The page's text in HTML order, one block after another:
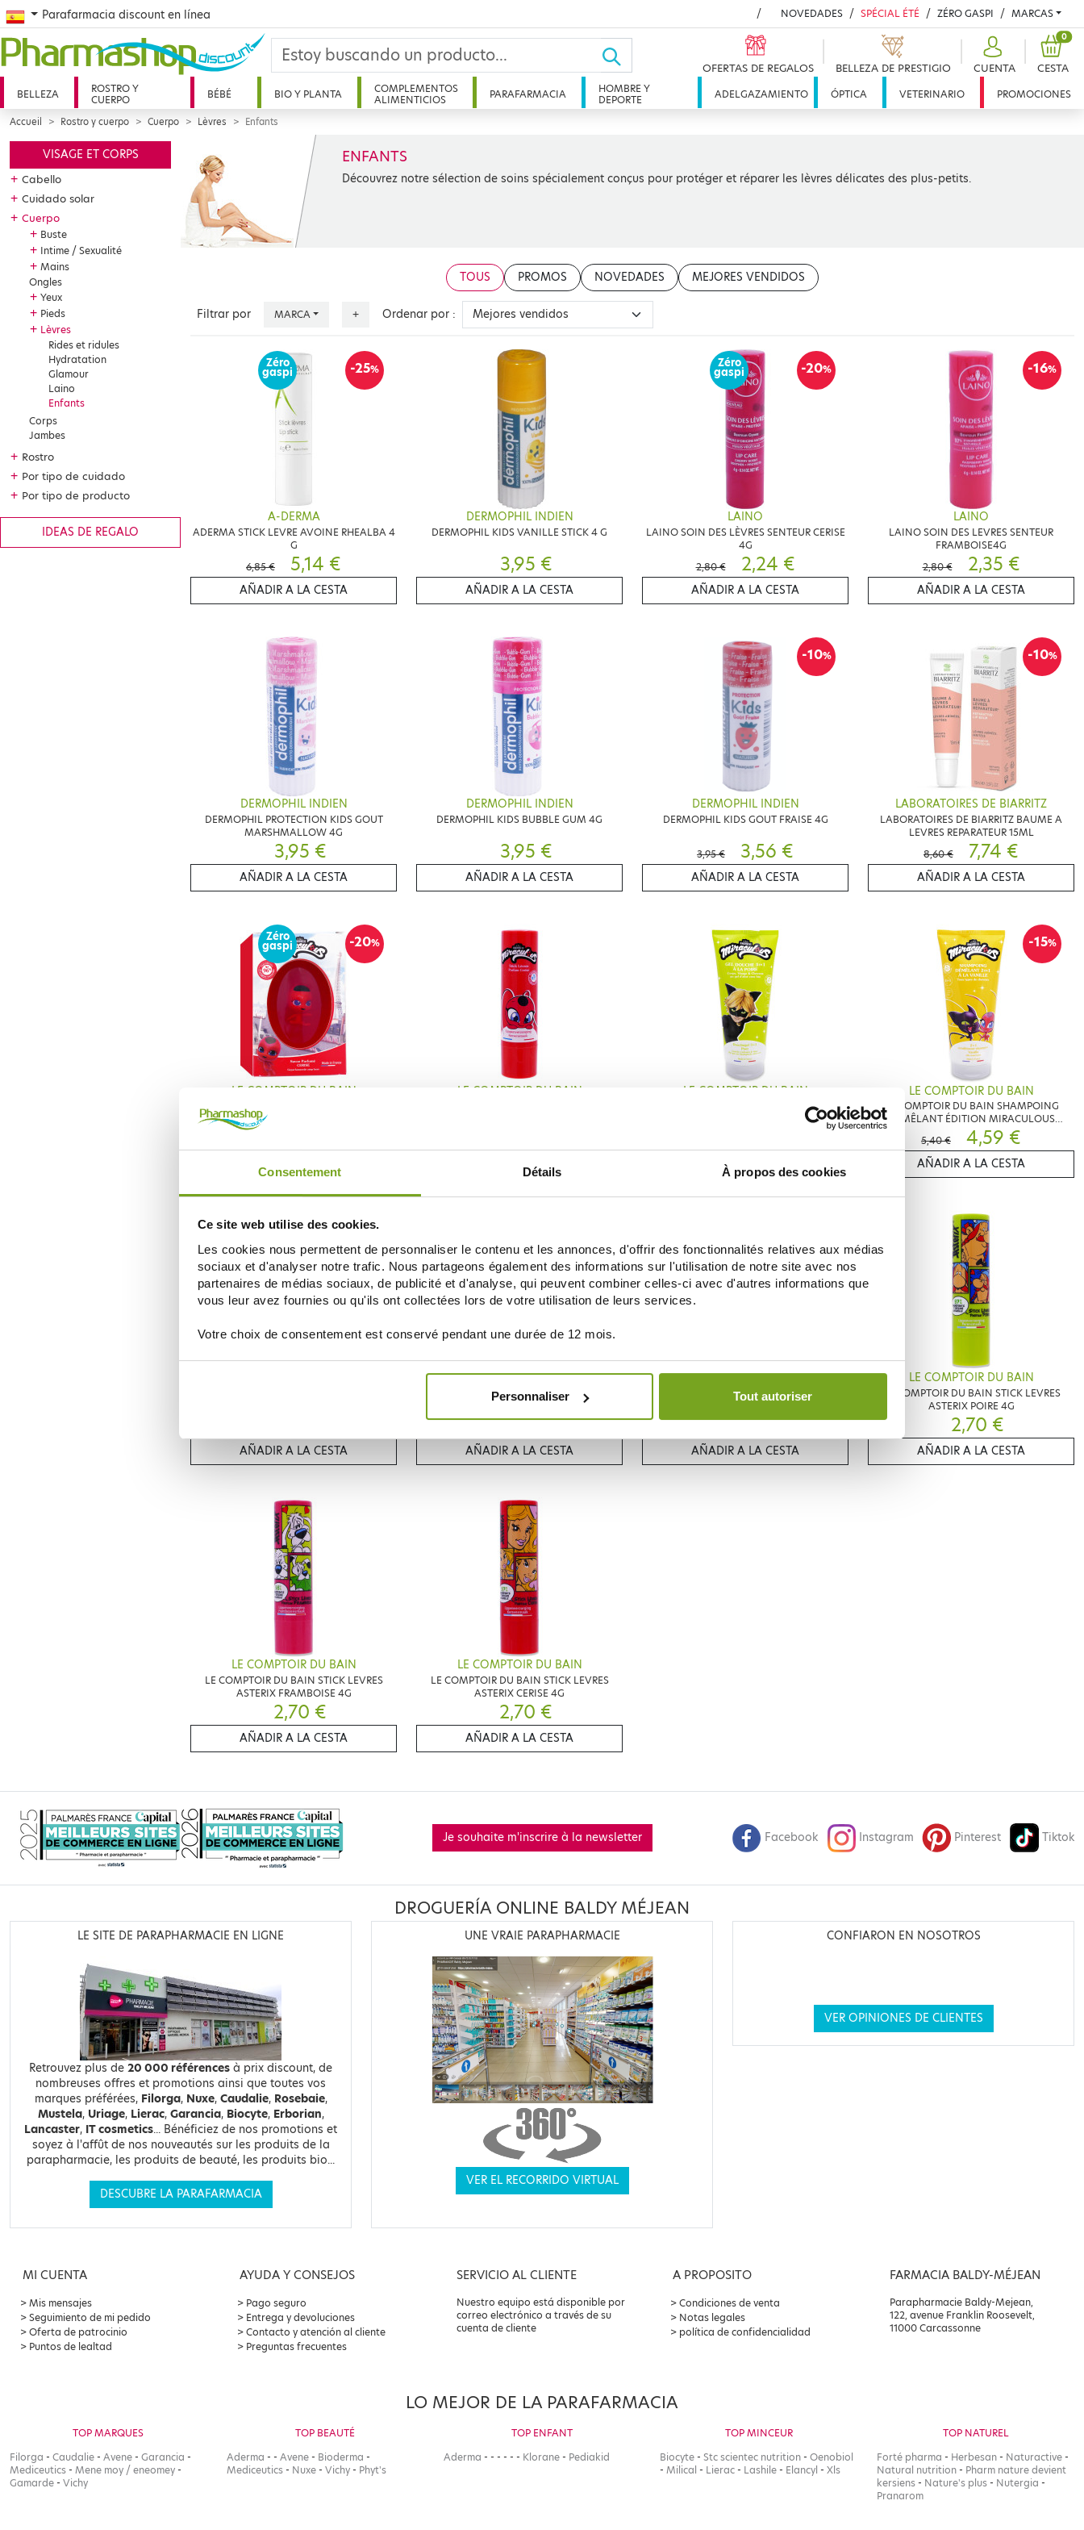
Consentement Détails À propos des cookies
Ce site web utilise des cookies.
Les cookies nous permettent de personnaliser le contenu et les annonces, d'offrir des fonctionnalités relatives aux médias
sociaux et d'analyser notre trafic. Nous partageons également des informations sur l'utilisation de notre site avec nos
partenaires de médias sociaux, de publicité et d'analyse, qui peuvent combiner celles-ci avec d'autres informations que
vous leur avez fournies ou qu'ils ont collectées lors de votre utilisation de leurs services.
Votre choix de consentement est conservé pendant une durée de 12 mois.
Personnaliser Tout autoriser
Spanish
Parafarmacia discount en línea NOVEDADES SPÉCIAL ÉTÉ ZÉRO GASPI MARCAS
OFERTAS DE REGALOS BELLEZA DE PRESTIGIO CUENTA CESTA
0
BELLEZA
ROSTRO Y
CUERPO
BÉBÉ BIO Y PLANTA
COMPLEMENTOS
ALIMENTICIOS
PARAFARMACIA
HOMBRE Y
DEPORTE
ADELGAZAMIENTO ÓPTICA VETERINARIO PROMOCIONES
Accueil Rostro y cuerpo Cuerpo Lèvres Enfants
VISAGE ET CORPS
+ Cabello
+ Cuidado solar
+ Cuerpo
+ Buste
+ Intime / Sexualité
+ Mains
Ongles
+ Yeux
+ Pieds
+ Lèvres
Rides et ridules
Hydratation
Glamour
Laino
Enfants
Corps
Jambes
+ Rostro
+ Por tipo de cuidado
+ Por tipo de producto
IDEAS DE REGALO
ENFANTS
Découvrez notre sélection de soins spécialement conçus pour protéger et réparer les lèvres délicates des plus-petits.
TOUS PROMOS NOVEDADES MEJORES VENDIDOS
Filtrar por MARCA + Ordenar por :
-25%
Zéro
gaspi
A-DERMA
ADERMA STICK LEVRE AVOINE RHEALBA 4
G
6,85 €
5,14 €
AÑADIR A LA CESTA
DERMOPHIL INDIEN
DERMOPHIL KIDS VANILLE STICK 4 G
3,95 €
AÑADIR A LA CESTA
-20%
Zéro
gaspi
LAINO
LAINO SOIN DES LÈVRES SENTEUR CERISE
4G
2,80 €
2,24 €
AÑADIR A LA CESTA
-16%
LAINO
LAINO SOIN DES LEVRES SENTEUR
FRAMBOISE4G
2,80 €
2,35 €
AÑADIR A LA CESTA
DERMOPHIL INDIEN
DERMOPHIL PROTECTION KIDS GOUT
MARSHMALLOW 4G
3,95 €
AÑADIR A LA CESTA
DERMOPHIL INDIEN
DERMOPHIL KIDS BUBBLE GUM 4G
3,95 €
AÑADIR A LA CESTA
-10%
DERMOPHIL INDIEN
DERMOPHIL KIDS GOUT FRAISE 4G
3,95 € 3,56 €
AÑADIR A LA CESTA
-10%
LABORATOIRES DE BIARRITZ
LABORATOIRES DE BIARRITZ BAUME A
LEVRES REPARATEUR 15ML
8,60 €
7,74 €
AÑADIR A LA CESTA
-20%
Zéro
gaspi
LE COMPTOIR DU BAIN
LE COMPTOIR DU BAIN SAVON PARFUMÉ
ÉDITION MIRACULOUS 75G
LE COMPTOIR DU BAIN
ELEGIR
LE COMPTOIR DU BAIN
LE COMPTOIR DU BAIN GEL DOUCHE 3 EN 1
ÉDITION MIRACULOUS POIRE 200ML
AÑADIR A LA CESTA
-15%
LE COMPTOIR DU BAIN
LE COMPTOIR DU BAIN SHAMPOING
DÉMÊLANT ÉDITION MIRACULOUS
VANILLE 200ML
5,40 € 4,59 €
AÑADIR A LA CESTA
AÑADIR A LA CESTA
DERMOPHIL INDIEN
DERMOPHIL PROTECTION LÈVRES KIDS
3,95 €
AÑADIR A LA CESTA
LE COMPTOIR DU BAIN
LE COMPTOIR DU BAIN STICK LEVRES
2,70 €
AÑADIR A LA CESTA
LE COMPTOIR DU BAIN
LE COMPTOIR DU BAIN STICK LEVRES
ASTERIX POIRE 4G
2,70 €
AÑADIR A LA CESTA
LE COMPTOIR DU BAIN
LE COMPTOIR DU BAIN STICK LEVRES
ASTERIX FRAMBOISE 4G
2,70 €
AÑADIR A LA CESTA
LE COMPTOIR DU BAIN
LE COMPTOIR DU BAIN STICK LEVRES
ASTERIX CERISE 4G
2,70 €
AÑADIR A LA CESTA
Je souhaite m'inscrire à la newsletter Facebook Instagram Pinterest Tiktok
DROGUERÍA ONLINE BALDY MÉJEAN
LE SITE DE PARAPHARMACIE EN LIGNE
Retrouvez plus de 20 000 références à prix discount, de
nombreuses offres et promotions ainsi que toutes vos
marques préférées, Filorga, Nuxe, Caudalie, Rosebaie,
Mustela, Uriage, Lierac, Garancia, Biocyte, Erborian,
Lancaster, IT cosmetics... Bénéficiez de nos promotions et
soyez à l'affût de nos nouveautés sur les produits de la
parapharmacie, les produits de beauté, les produits bio...
DESCUBRE LA PARAFARMACIA
UNE VRAIE PARAPHARMACIE
VER EL RECORRIDO VIRTUAL
CONFIARON EN NOSOTROS
VER OPINIONES DE CLIENTES
MI CUENTA
Mis mensajes
Seguimiento de mi pedido
Oferta de patrocinio
Puntos de lealtad
AYUDA Y CONSEJOS
Pago seguro
Entrega y devoluciones
Contacto y atención al cliente
Preguntas frecuentes
SERVICIO AL CLIENTE
Nuestro equipo está disponible por
correo electrónico a través de su
cuenta de cliente
A PROPOSITO
Condiciones de venta
Notas legales
política de confidencialidad
FARMACIA BALDY-MÉJEAN
Parapharmacie Baldy-Mejean,
122, avenue Franklin Roosevelt,
11000 Carcassonne
LO MEJOR DE LA PARAFARMACIA
TOP MARQUES
Filorga - Caudalie - Avene - Garancia -
Mediceutics - Mene moy / eneomey -
Gamarde - Vichy
TOP BEAUTÉ
Aderma - - Avene- Bioderma -
Mediceutics- Nuxe- Vichy- Phyt's
TOP ENFANT
Aderma - - - - - - Klorane- Pediakid
TOP MINCEUR
Biocyte -Stc scientec nutrition -Oenobiol
-Milical - Lierac - Lashile - Elancyl -Xls
TOP NATUREL
Forté pharma - Herbesan - Naturactive -
Natural nutrition - Pharm nature devient
kersiens - Nature's plus - Nutergia -
Pranarom